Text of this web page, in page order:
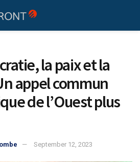
la paix et la
appel commun
de l’Ouest plus
September 12, 2023